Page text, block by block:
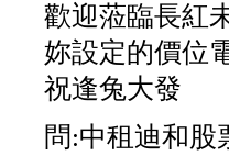
歡迎蒞臨長紅
妳設定的價位
祝逢兔大發
問:中租迪和股